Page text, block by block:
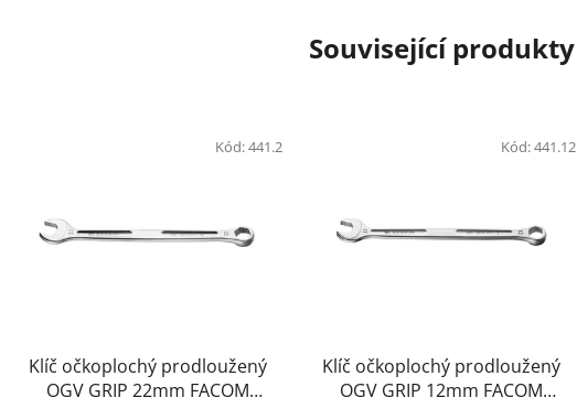
Související produkty
Klíč očkoplochý prodloužený
OGV GRIP 22mm FACOM
Kód:441.2
Klíč očkoplochý prodloužený
OGV GRIP 12mm FACOM
Kód:441.12